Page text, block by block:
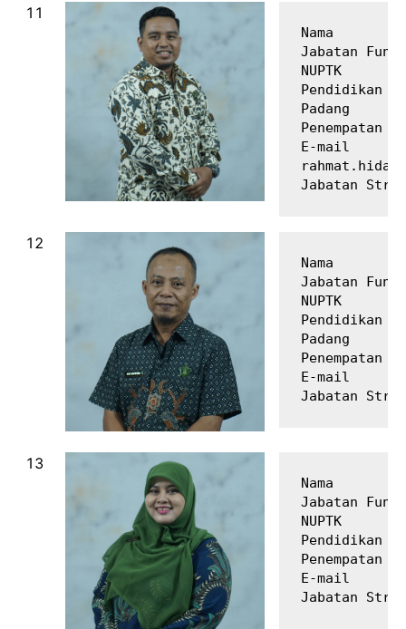
Nama
Jabatan
NUPTK
Pendidikan
Padang
E-mail
Nama
Jabatan
NUPTK
Pendidikan
Padang
E-mail
Nama
Jabatan
NUPTK
Pendidikan
E-mail